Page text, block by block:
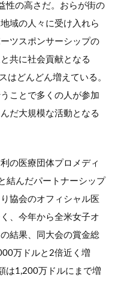
性の高さだ。おらが街の
域の人々に受け入れら
ツスポンサーシップの
共に社会貢献となる
はどんどん増えている。
ことで多くの人が参加
だ大規模な活動となる
の医療団体プロメディ
結んだパートナーシップ
協会のオフィシャル医
、今年から全米女子オ
結果、同大会の賞金総
万ドルと2倍近く増
は1,200万ドルにまで増